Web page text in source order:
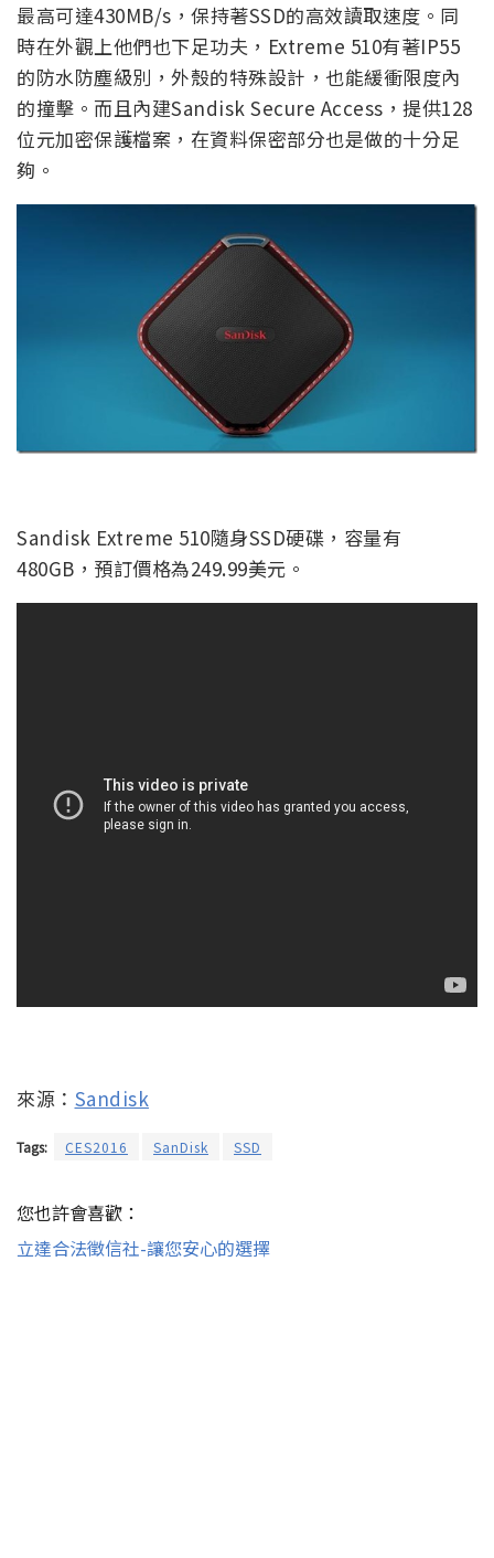
最高可達430MB/s，保持著SSD的高效讀取速度。同
時在外觀上他們也下足功夫，Extreme 510有著IP55
的防水防塵級別，外殼的特殊設計，也能緩衝限度內
的撞擊。而且內建Sandisk Secure Access，提供128
位元加密保護檔案，在資料保密部分也是做的十分足
夠。
Sandisk Extreme 510隨身SSD硬碟，容量有
480GB，預訂價格為249.99美元。
來源： Sandisk
Tags: CES2016 SanDisk SSD
您也許會喜歡：
立達合法徵信社-讓您安心的選擇